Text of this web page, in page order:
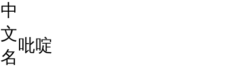
中
文
名
吡啶